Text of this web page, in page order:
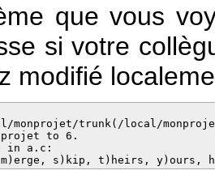
que vous
si votre
modifié
monprojet/trunk(/local/
to 6.
in a.c:
s)kip, t)heirs, y)ours,